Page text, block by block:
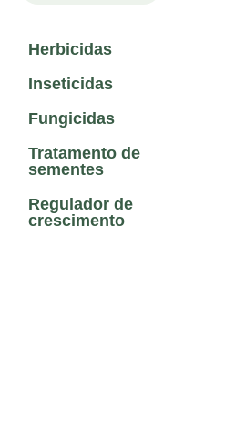
Herbicidas
Inseticidas
Fungicidas
Tratamento de
sementes
Regulador de
crescimento